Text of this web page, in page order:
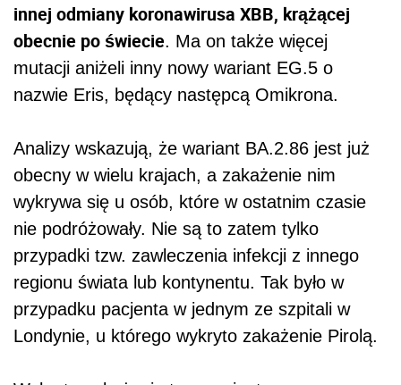
innej odmiany koronawirusa XBB, krążącej
obecnie po świecie. Ma on także więcej
mutacji aniżeli inny nowy wariant EG.5 o
nazwie Eris, będący następcą Omikrona.
Analizy wskazują, że wariant BA.2.86 jest już
obecny w wielu krajach, a zakażenie nim
wykrywa się u osób, które w ostatnim czasie
nie podróżowały. Nie są to zatem tylko
przypadki tzw. zawleczenia infekcji z innego
regionu świata lub kontynentu. Tak było w
przypadku pacjenta w jednym ze szpitali w
Londynie, u którego wykryto zakażenie Pirolą.